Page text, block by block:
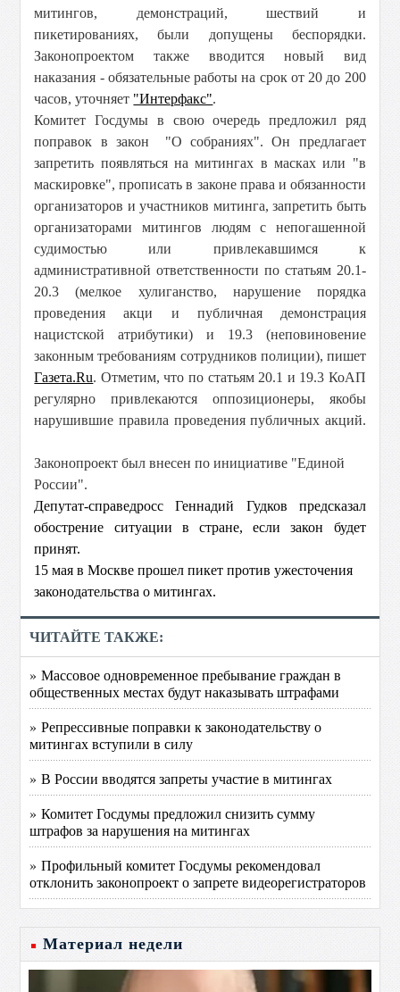
митингов, демонстраций, шествий и
пикетированиях, были допущены беспорядки.
Законопроектом также вводится новый вид
наказания - обязательные работы на срок от 20 до 200
часов, уточняет "Интерфакс".
Комитет Госдумы в свою очередь предложил ряд
поправок в закон
"О собраниях". Он предлагает
запретить появляться на митингах в масках или "в
маскировке", прописать в законе права и обязанности
организаторов и участников митинга, запретить быть
организаторами митингов людям с непогашенной
судимостью или привлекавшимся к
административной ответственности по статьям 20.1-
20.3 (мелкое хулиганство, нарушение порядка
проведения акци и публичная демонстрация
нацистской атрибутики) и 19.3 (неповиновение
законным требованиям сотрудников полиции), пишет
Газета.Ru. Отметим, что по статьям 20.1 и 19.3 КоАП
регулярно привлекаются оппозиционеры, якобы
нарушившие правила проведения публичных акций.
Законопроект был внесен по инициативе "Единой
России".
Депутат-справедросс Геннадий Гудков предсказал
обострение ситуации в стране, если закон будет
принят.
15 мая в Москве прошел пикет против ужесточения
законодательства о митингах.
ЧИТАЙТЕ ТАКЖЕ:
» Массовое одновременное пребывание граждан в
общественных местах будут наказывать штрафами
» Репрессивные поправки к законодательству о
митингах вступили в силу
» В России вводятся запреты участие в митингах
» Комитет Госдумы предложил снизить сумму
штрафов за нарушения на митингах
» Профильный комитет Госдумы рекомендовал
отклонить законопроект о запрете видеорегистраторов
Материал недели